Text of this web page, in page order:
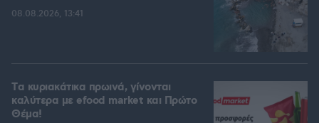
08.08.2026, 13:41
Tα κυριακάτικα πρωινά, γίνονται
καλύτερα με efood market και Πρώτο
Θέμα!